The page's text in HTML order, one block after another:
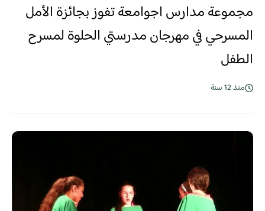
مجموعة مدارس اجوامعة تفوز بجائزة الأمل
المسرحي في مهرجان مدرستي الحلوة لمسرح
الطفل
منذ 12 سنة